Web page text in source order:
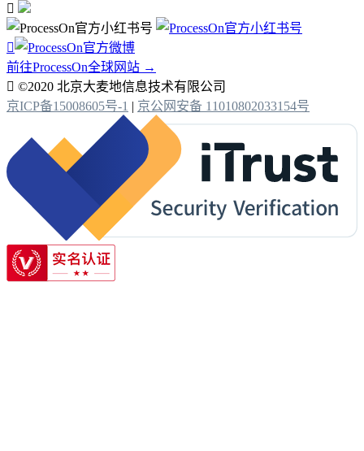


前往ProcessOn全球网站 →
 ©2020 北京大麦地信息技术有限公司
京ICP备15008605号-1 | 京公网安备 11010802033154号